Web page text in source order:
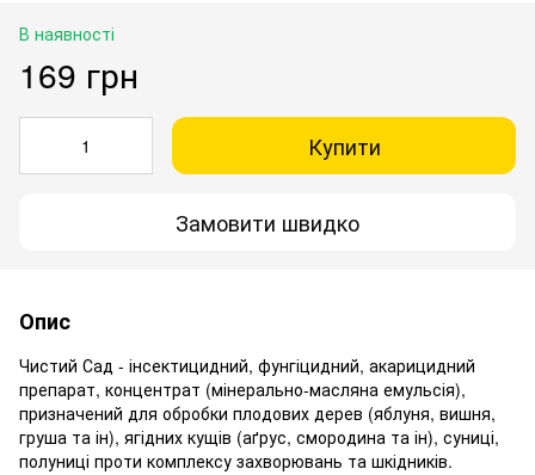
В наявності
169 грн
Купити
Замовити швидко
Опис
Чистий Сад - інсектицидний, фунгіцидний, акарицидний
препарат, концентрат (мінерально-масляна емульсія),
призначений для обробки плодових дерев (яблуня, вишня,
груша та ін), ягідних кущів (аґрус, смородина та ін), суниці,
полуниці проти комплексу захворювань та шкідників.